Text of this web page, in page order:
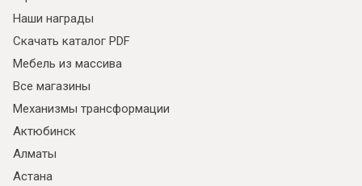
Наши награды
Скачать каталог PDF
Мебель из массива
Все магазины
Механизмы трансформации
Актюбинск
Алматы
Астана